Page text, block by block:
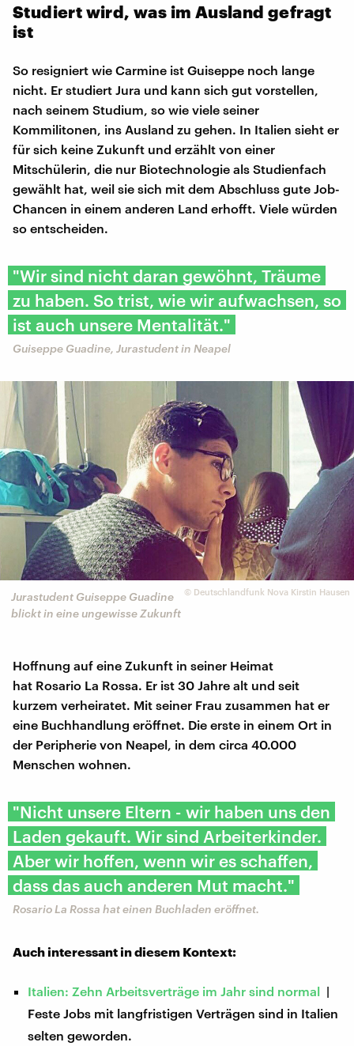
Studiert wird, was im Ausland gefragt
ist
So resigniert wie Carmine ist Guiseppe noch lange
nicht. Er studiert Jura und kann sich gut vorstellen,
nach seinem Studium, so wie viele seiner
Kommilitonen, ins Ausland zu gehen. In Italien sieht er
für sich keine Zukunft und erzählt von einer
Mitschülerin, die nur Biotechnologie als Studienfach
gewählt hat, weil sie sich mit dem Abschluss gute Job-
Chancen in einem anderen Land erhofft. Viele würden
so entscheiden.
"Wir sind nicht daran gewöhnt, Träume
zu haben. So trist, wie wir aufwachsen, so
ist auch unsere Mentalität."
Guiseppe Guadine, Jurastudent in Neapel
© Deutschlandfunk Nova Kirstin Hausen
Jurastudent Guiseppe Guadine
blickt in eine ungewisse Zukunft
Hoffnung auf eine Zukunft in seiner Heimat
hat Rosario La Rossa. Er ist 30 Jahre alt und seit
kurzem verheiratet. Mit seiner Frau zusammen hat er
eine Buchhandlung eröffnet. Die erste in einem Ort in
der Peripherie von Neapel, in dem circa 40.000
Menschen wohnen.
"Nicht unsere Eltern - wir haben uns den
Laden gekauft. Wir sind Arbeiterkinder.
Aber wir hoffen, wenn wir es schaffen,
dass das auch anderen Mut macht."
Rosario La Rossa hat einen Buchladen eröffnet.
Auch interessant in diesem Kontext:
Italien: Zehn Arbeitsverträge im Jahr sind normal |
Feste Jobs mit langfristigen Verträgen sind in Italien
selten geworden.